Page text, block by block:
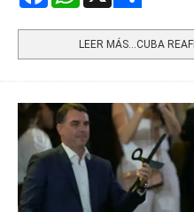
LEER MÁS…CUBA